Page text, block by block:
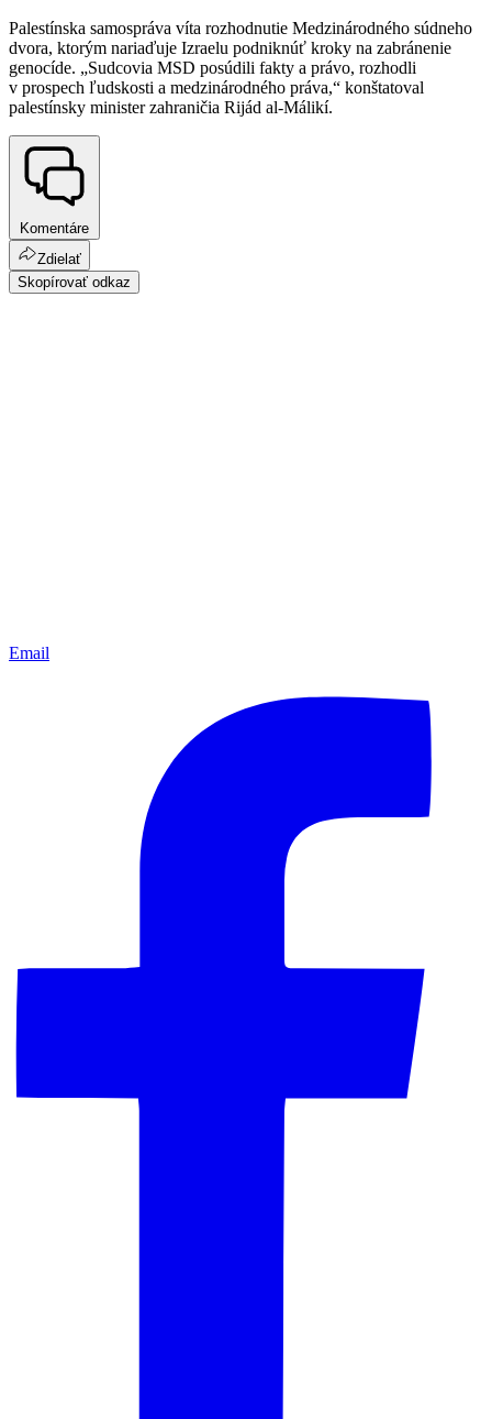
Palestínska samospráva víta rozhodnutie Medzinárodného súdneho
dvora, ktorým nariaďuje Izraelu podniknúť kroky na zabránenie
genocíde. „Sudcovia MSD posúdili fakty a právo, rozhodli
v prospech ľudskosti a medzinárodného práva,“ konštatoval
palestínsky minister zahraničia Rijád al-Málikí.
Komentáre
Zdielať
Skopírovať odkaz
Email